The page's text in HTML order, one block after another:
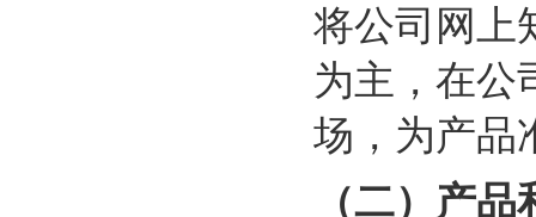
将公司网上
为主，在公
场，为产品
（二）产